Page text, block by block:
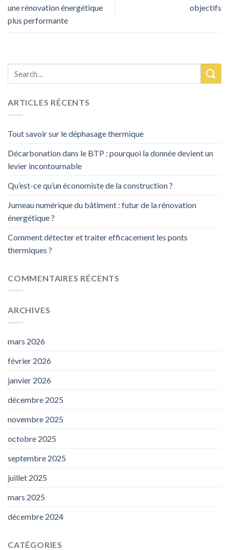
une rénovation énergétique
plus performante
objectifs
ARTICLES RÉCENTS
Tout savoir sur le déphasage thermique
Décarbonation dans le BTP : pourquoi la donnée devient un
levier incontournable
Qu’est-ce qu’un économiste de la construction ?
Jumeau numérique du bâtiment : futur de la rénovation
énergétique ?
Comment détecter et traiter efficacement les ponts
thermiques ?
COMMENTAIRES RÉCENTS
ARCHIVES
mars 2026
février 2026
janvier 2026
décembre 2025
novembre 2025
octobre 2025
septembre 2025
juillet 2025
mars 2025
décembre 2024
CATÉGORIES